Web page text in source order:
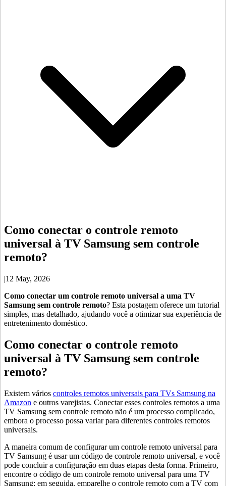
Como conectar o controle remoto
universal à TV Samsung sem controle
remoto?
|12 May, 2026
Como conectar um controle remoto universal a uma TV
Samsung sem controle remoto? Esta postagem oferece um tutorial
simples, mas detalhado, ajudando você a otimizar sua experiência de
entretenimento doméstico.
Como conectar o controle remoto
universal à TV Samsung sem controle
remoto?
Existem vários controles remotos universais para TVs Samsung na
Amazon e outros varejistas. Conectar esses controles remotos a uma
TV Samsung sem controle remoto não é um processo complicado,
embora o processo possa variar para diferentes controles remotos
universais.
A maneira comum de configurar um controle remoto universal para
TV Samsung é usar um código de controle remoto universal, e você
pode concluir a configuração em duas etapas desta forma. Primeiro,
encontre o código de um controle remoto universal para uma TV
Samsung; em seguida, emparelhe o controle remoto com a TV com